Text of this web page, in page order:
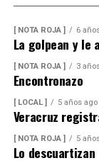
[ NOTA ROJA ] 6
La golpean y le
[ NOTA ROJA ] 3
Encontronazo
[ LOCAL ] 5 años ago
Veracruz
[ NOTA ROJA ] 5
Lo descuartizan